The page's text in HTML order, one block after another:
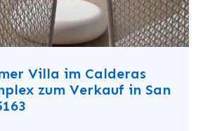
Villa im Calderas
zum Verkauf in San